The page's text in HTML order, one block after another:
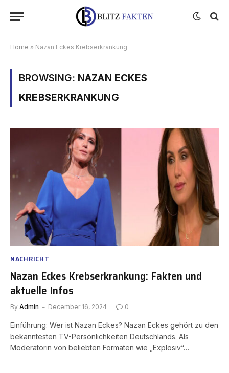
Home » Nazan Eckes Krebserkrankung
BROWSING: NAZAN ECKES
KREBSERKRANKUNG
NACHRICHT
Nazan Eckes Krebserkrankung: Fakten und
aktuelle Infos
By Admin December 16, 2024 0
Einführung: Wer ist Nazan Eckes? Nazan Eckes gehört zu den
bekanntesten TV-Persönlichkeiten Deutschlands. Als
Moderatorin von beliebten Formaten wie „Explosiv“…